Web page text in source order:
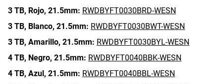
3 TB, Rojo, 21.5mm: RWDBYFT0030BRD-WESN
3 TB, Blanco, 21.5mm: RWDBYFT0030BWT-WESN
3 TB, Amarillo, 21.5mm: RWDBYFT0030BYL-WESN
4 TB, Negro, 21.5mm: RWDBYFT0040BBK-WESN
4 TB, Azul, 21.5mm: RWDBYFT0040BBL-WESN